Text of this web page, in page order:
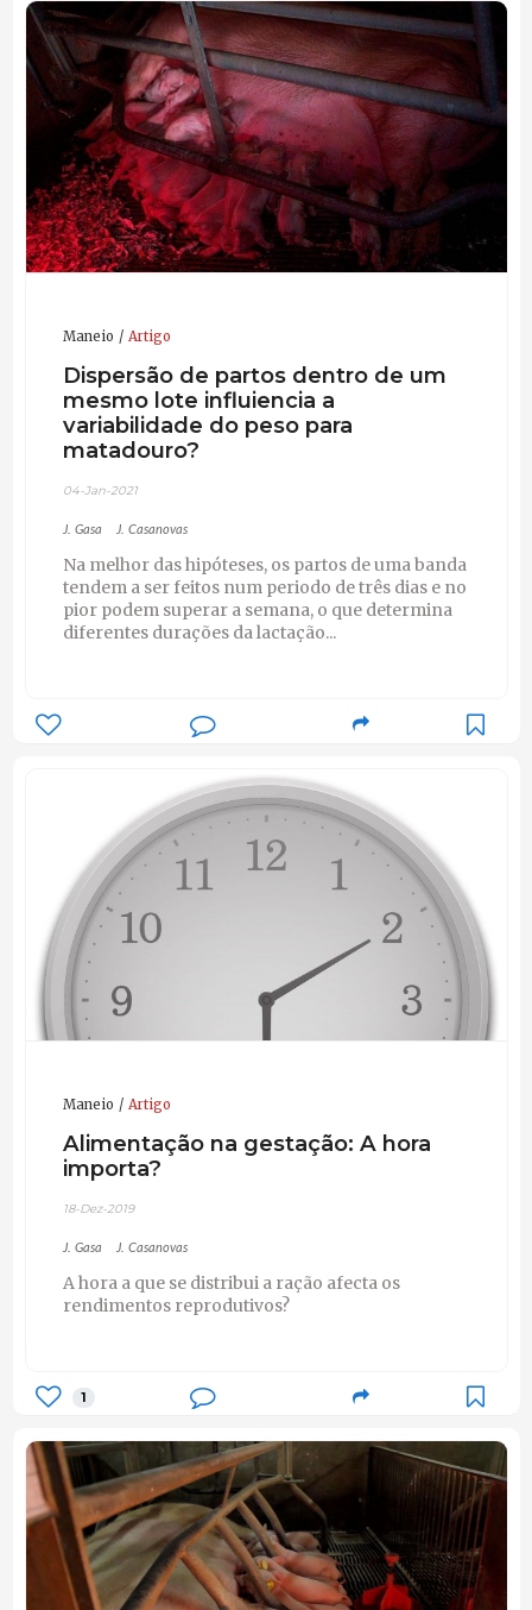
Maneio Artigo
Dispersão de partos dentro de um
mesmo lote influiencia a
variabilidade do peso para
matadouro?
04-Jan-2021
J. Gasa J. Casanovas
Na melhor das hipóteses, os partos de uma banda
tendem a ser feitos num periodo de três dias e no
pior podem superar a semana, o que determina
diferentes durações da lactação...
Maneio Artigo
Alimentação na gestação: A hora
importa?
18-Dez-2019
J. Gasa J. Casanovas
A hora a que se distribui a ração afecta os
rendimentos reprodutivos?
1